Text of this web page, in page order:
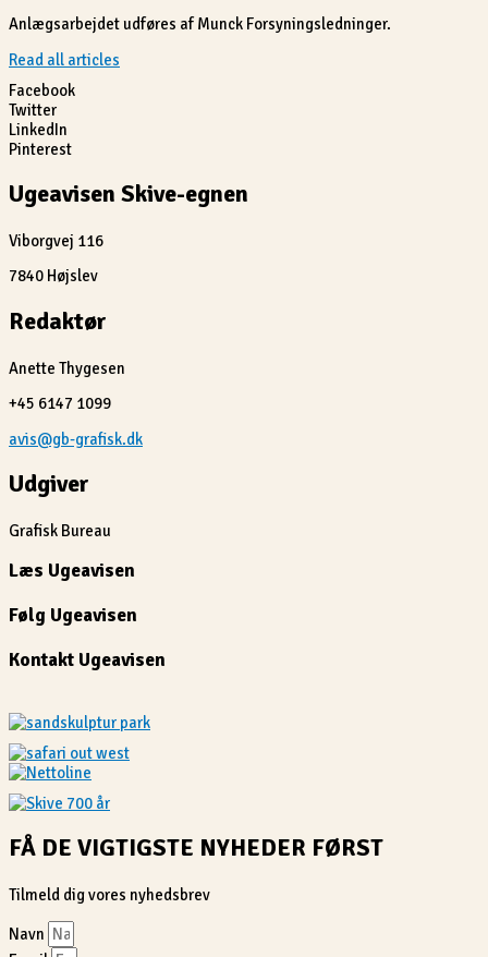
Anlægsarbejdet udføres af Munck Forsyningsledninger.
Read all articles
Facebook
Twitter
LinkedIn
Pinterest
Ugeavisen Skive-egnen
Viborgvej 116
7840 Højslev
Redaktør
Anette Thygesen
+45 6147 1099
avis@gb-grafisk.dk
Udgiver
Grafisk Bureau
Læs Ugeavisen
Følg Ugeavisen
Kontakt Ugeavisen
FÅ DE VIGTIGSTE NYHEDER FØRST
Tilmeld dig vores nyhedsbrev
Navn